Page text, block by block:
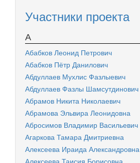
Участники проекта
А
Абабков Леонид Петрович
Абабков Пётр Данилович
Абдуллаев Мухлис Фазлыевич
Абдуллаев Фазлы Шамсутдинович
Абрамов Никита Николаевич
Абрамова Эльвира Леонидовна
Абросимов Владимир Васильевич
Агаркова Тамара Дмитриевна
Алексеева Ираида Александровна
Алексеева Таисия Борисовна